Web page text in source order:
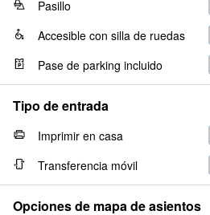
Pasillo
Accesible con silla de ruedas
Pase de parking incluido
Tipo de entrada
Imprimir en casa
Transferencia móvil
Opciones de mapa de asientos